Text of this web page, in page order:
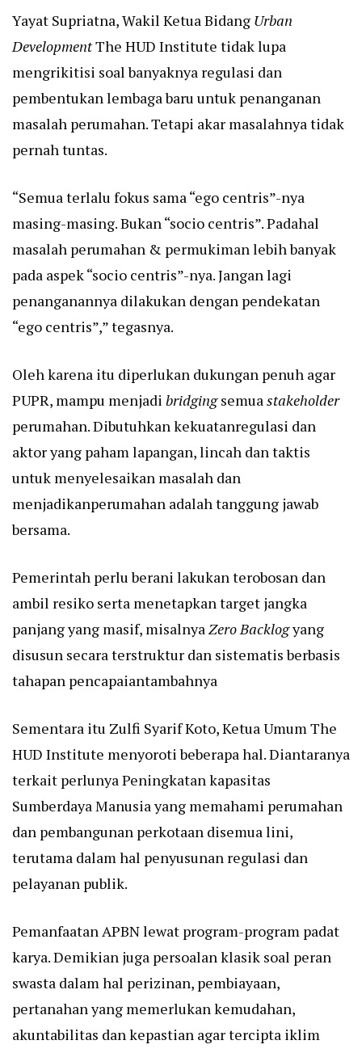
Yayat Supriatna, Wakil Ketua Bidang Urban
DevelopmentThe HUD Institute tidak lupa
mengrikitisi soal banyaknya regulasi dan
pembentukan lembaga baru untuk penanganan
masalah perumahan. Tetapi akar masalahnya tidak
pernah tuntas.
“Semua terlalu fokus sama “ego centris”-nya
masing-masing. Bukan “socio centris”. Padahal
masalah perumahan & permukiman lebih banyak
pada aspek “socio centris”-nya. Jangan lagi
penanganannya dilakukan dengan pendekatan
“ego centris”,” tegasnya.
Oleh karena itu diperlukan dukungan penuh agar
PUPR, mampu menjadi bridgingsemuastakeholder
perumahan. Dibutuhkan kekuatanregulasi dan
aktor yang paham lapangan, lincah dan taktis
untuk menyelesaikan masalah dan
menjadikanperumahan adalah tanggung jawab
bersama.
Pemerintah perlu berani lakukan terobosan dan
ambil resiko serta menetapkan target jangka
panjang yang masif, misalnyaZero Backlogyang
disusun secara terstruktur dan sistematis berbasis
tahapan pencapaiantambahnya
Sementara itu Zulfi Syarif Koto, Ketua Umum The
HUD Institute menyoroti beberapa hal. Diantaranya
terkait perlunya Peningkatan kapasitas
Sumberdaya Manusia yang memahami perumahan
dan pembangunan perkotaan disemua lini,
terutama dalam hal penyusunan regulasi dan
pelayanan publik.
Pemanfaatan APBN lewat program-program padat
karya. Demikian juga persoalan klasik soal peran
swasta dalam hal perizinan, pembiayaan,
pertanahan yang memerlukan kemudahan,
akuntabilitas dan kepastian agar tercipta iklim